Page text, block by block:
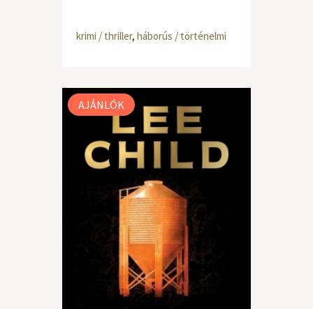
krimi / thriller, háborús / történelmi
AJÁNLÓK